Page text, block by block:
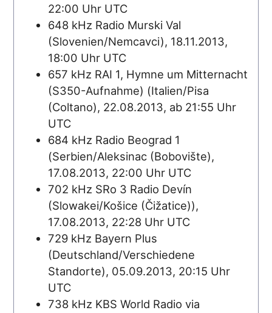
22:00 Uhr UTC
648 kHz Radio Murski Val
(Slovenien/Nemcavci), 18.11.2013,
18:00 Uhr UTC
657 kHz RAI 1, Hymne um Mitternacht
(S350-Aufnahme) (Italien/Pisa
(Coltano), 22.08.2013, ab 21:55 Uhr
UTC
684 kHz Radio Beograd 1
(Serbien/Aleksinac (Bobovište),
17.08.2013, 22:00 Uhr UTC
702 kHz SRo 3 Radio Devín
(Slowakei/Košice (Čižatice)),
17.08.2013, 22:28 Uhr UTC
729 kHz Bayern Plus
(Deutschland/Verschiedene
Standorte), 05.09.2013, 20:15 Uhr
UTC
738 kHz KBS World Radio via